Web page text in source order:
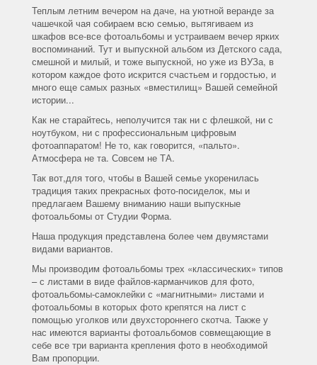
Теплым летним вечером на даче, на уютной веранде за
чашечкой чая собираем всю семью, вытягиваем из
шкафов все-все фотоальбомы и устраиваем вечер ярких
воспоминаний. Тут и выпускной альбом из Детского сада,
смешной и милый, и тоже выпускной, но уже из ВУЗа, в
котором каждое фото искрится счастьем и гордостью, и
много еще самых разных «вместилищ» Вашей семейной
истории...
Как не старайтесь, неполучится так ни с флешкой, ни с
ноутбуком, ни с профессиональным цифровым
фотоаппаратом! Не то, как говорится, «пальто».
Атмосфера не та. Совсем не ТА.
Так вот,для того, чтобы в Вашей семье укоренилась
традиция таких прекрасных фото-посиделок, мы и
предлагаем Вашему вниманию наши выпускные
фотоальбомы от Студии Форма.
Наша продукция представлена более чем двумястами
видами вариантов.
Мы производим фотоальбомы трех «классических» типов
– с листами в виде файлов-карманчиков для фото,
фотоальбомы-самоклейки с «магнитными» листами и
фотоальбомы в которых фото крепятся на лист с
помощью уголков или двухстороннего скотча. Также у
нас имеются варианты фотоальбомов совмещающие в
себе все три варианта крепления фото в необходимой
Вам пропорции.